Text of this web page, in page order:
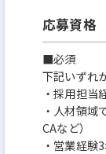
応募資格
■必須
下記いずれ
・採用担当
・人材領域
CAなど）
・営業経験